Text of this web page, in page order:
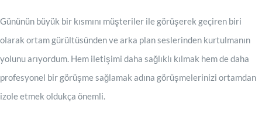
Gününün büyük bir kısmını müşteriler ile görüşerek geçiren biri
olarak ortam gürültüsünden ve arka plan seslerinden kurtulmanın
yolunu arıyordum. Hem iletişimi daha sağlıklı kılmak hem de daha
profesyonel bir görüşme sağlamak adına görüşmelerinizi ortamdan
izole etmek oldukça önemli.